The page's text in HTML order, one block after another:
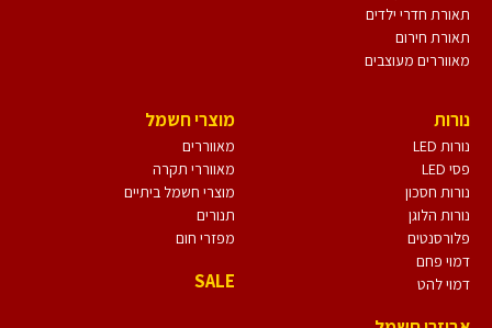
תאורת חדרי ילדים
תאורת חירום
מאווררים מעוצבים
נורות
נורות LED
פסי LED
נורות חסכון
נורות הלוגן
פלורסנטים
דמוי פחם
דמוי להט
מוצרי חשמל
מאווררים
מאווררי תקרה
מוצרי חשמל ביתיים
תנורים
מפזרי חום
SALE